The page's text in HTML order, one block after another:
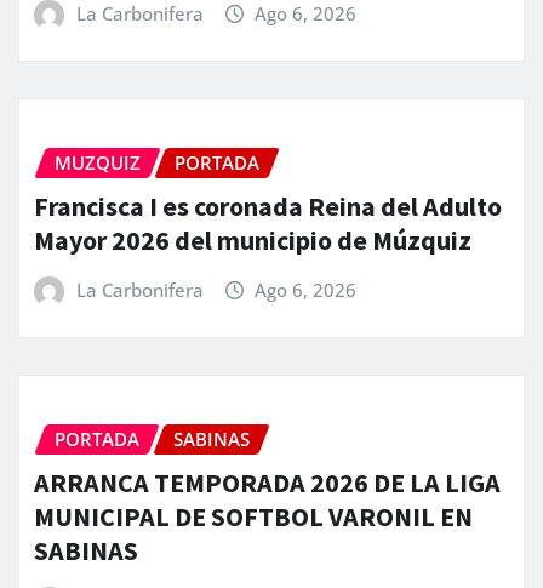
La Carbonifera Ago 6, 2026
MUZQUIZ PORTADA
Francisca I es coronada Reina del Adulto
Mayor 2026 del municipio de Múzquiz
La Carbonifera Ago 6, 2026
PORTADA SABINAS
ARRANCA TEMPORADA 2026 DE LA LIGA
MUNICIPAL DE SOFTBOL VARONIL EN
SABINAS